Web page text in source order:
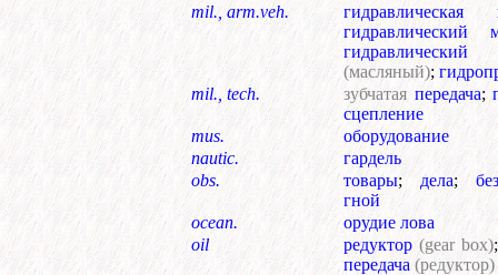
mil., arm.veh.
гидравлическая
гидравлический
(масляный);
mil., tech.
зубчатая передача;
сцепление
mus.
оборудование
nautic.
гардель
obs.
товары; дела;
гной
ocean.
орудие лова
oil
редуктор (gear box)
передача (редуктор)